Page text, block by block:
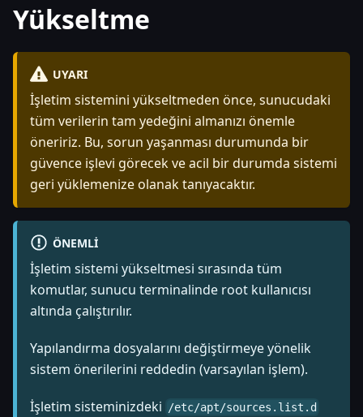
Yükseltme
UYARI
İşletim sistemini yükseltmeden önce, sunucudaki
tüm verilerin tam yedeğini almanızı önemle
öneririz. Bu, sorun yaşanması durumunda bir
güvence işlevi görecek ve acil bir durumda sistemi
geri yüklemenize olanak tanıyacaktır.
ÖNEMLI
İşletim sistemi yükseltmesi sırasında tüm
komutlar, sunucu terminalinde root kullanıcısı
altında çalıştırılır.
Yapılandırma dosyalarını değiştirmeye yönelik
sistem önerilerini reddedin (varsayılan işlem).
İşletim sisteminizdeki /etc/apt/sources.list.d